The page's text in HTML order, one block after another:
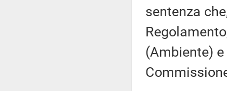
sentenza
(Ambiente)